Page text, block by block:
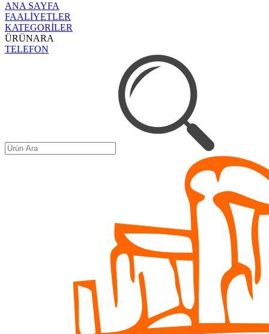
ANA SAYFA
FAALİYETLER
KATEGORİLER
ÜRÜNARA
TELEFON